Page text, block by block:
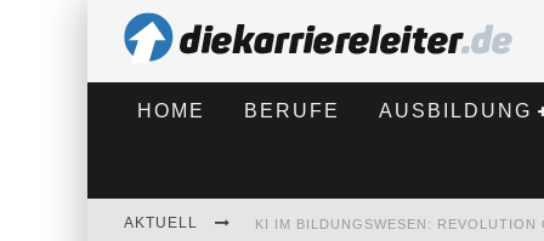
HOME BERUFE AUSBILDUNG
AKTUELL